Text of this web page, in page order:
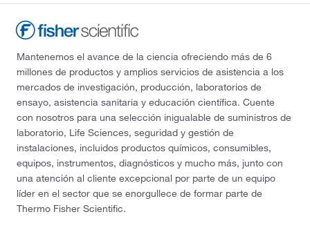
Mantenemos el avance de la ciencia ofreciendo más de 6
millones de productos y amplios servicios de asistencia a los
mercados de investigación, producción, laboratorios de
ensayo, asistencia sanitaria y educación científica. Cuente
con nosotros para una selección inigualable de suministros de
laboratorio, Life Sciences, seguridad y gestión de
instalaciones, incluidos productos químicos, consumibles,
equipos, instrumentos, diagnósticos y mucho más, junto con
una atención al cliente excepcional por parte de un equipo
líder en el sector que se enorgullece de formar parte de
Thermo Fisher Scientific.